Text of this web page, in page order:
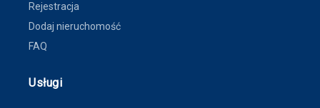
Rejestracja
Dodaj nieruchomość
FAQ
Usługi